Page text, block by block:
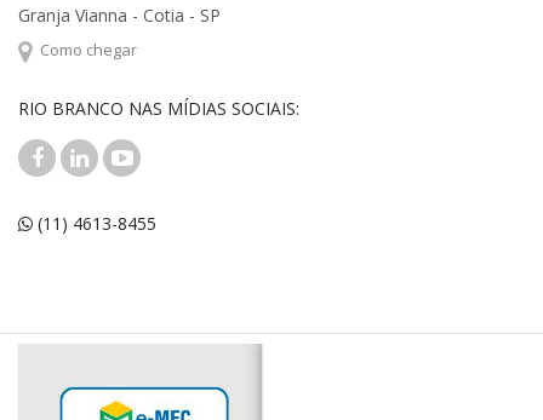
Granja Vianna - Cotia - SP
Como chegar
RIO BRANCO NAS MÍDIAS SOCIAIS:
(11) 4613-8455